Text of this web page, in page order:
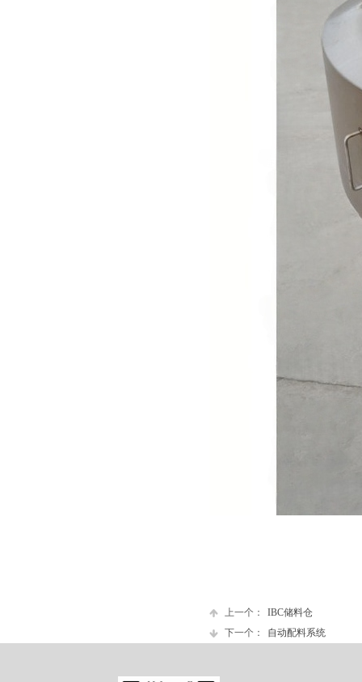
上一个：
IBC储料仓
下一个：
自动配料系统